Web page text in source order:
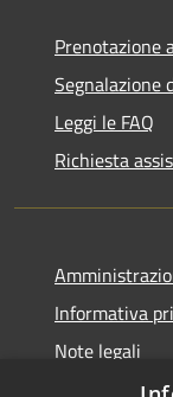
Prenotazione
Segnalazione
Leggi le FAQ
Richiesta
Informativa
Note legali